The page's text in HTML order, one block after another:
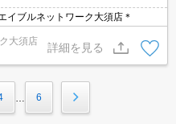
イブルネットワーク大須店＊
大須店
詳細を見る
6